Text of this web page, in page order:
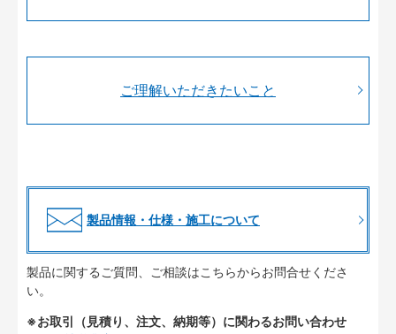
ご理解いただきたいこと
製品情報・仕様・施工について
製品に関するご質問、ご相談はこちらからお問合せくださ
い。
※お取引（見積り、注文、納期等）に関わるお問い合わせ